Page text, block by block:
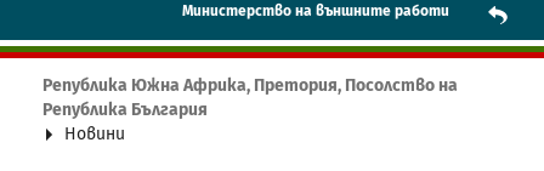
Mинистерство на външните работи
Република Южна Африка, Претория, Посолство на
Република България
Новини